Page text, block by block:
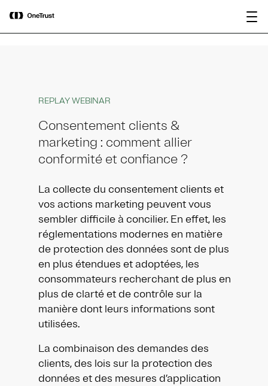
OneTrust nommée « Visionnaire »
dans le Magic Quadrant™ 2026 de
Gartner® pour les plateformes de
REPLAY WEBINAR
Consentement clients &
marketing : comment allier
conformité et confiance ? ​
La collecte du consentement clients et
vos actions marketing peuvent vous
sembler difficile à concilier. En effet, les
réglementations modernes en matière
de protection des données sont de plus
en plus étendues et adoptées, les
consommateurs recherchant de plus en
plus de clarté et de contrôle sur la
manière dont leurs informations sont
utilisées.
La combinaison des demandes des
clients, des lois sur la protection des
données et des mesures d’application